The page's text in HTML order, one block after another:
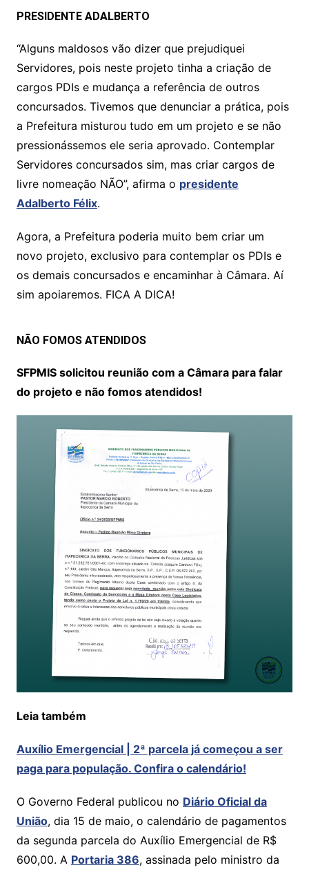
PRESIDENTE ADALBERTO
“Alguns maldosos vão dizer que prejudiquei
Servidores, pois neste projeto tinha a criação de
cargos PDIs e mudança a referência de outros
concursados. Tivemos que denunciar a prática, pois
a Prefeitura misturou tudo em um projeto e se não
pressionássemos ele seria aprovado. Contemplar
Servidores concursados sim, mas criar cargos de
livre nomeação NÃO”, afirma o presidente
Adalberto Félix.
Agora, a Prefeitura poderia muito bem criar um
novo projeto, exclusivo para contemplar os PDIs e
os demais concursados e encaminhar à Câmara. Aí
sim apoiaremos. FICA A DICA!
NÃO FOMOS ATENDIDOS
SFPMIS solicitou reunião com a Câmara para falar
do projeto e não fomos atendidos!
Leia também
Auxílio Emergencial | 2ª parcela já começou a ser
paga para população. Confira o calendário!
O Governo Federal publicou no Diário Oficial da
União, dia 15 de maio, o calendário de pagamentos
da segunda parcela do Auxílio Emergencial de R$
600,00. A Portaria 386, assinada pelo ministro da